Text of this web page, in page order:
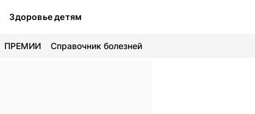
Здоровье детям
ПРЕМИИ Справочник болезней